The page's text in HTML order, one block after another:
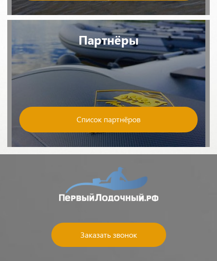
Партнёры
Список партнёров
Заказать звонок